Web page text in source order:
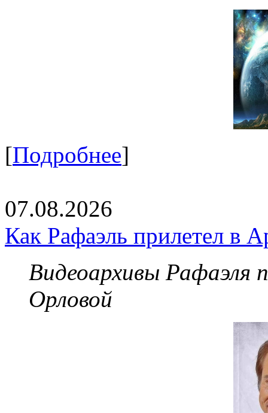
[Подробнее]
07.08.2026
Как Рафаэль прилетел в
Видеоархивы Рафаэля
Орловой